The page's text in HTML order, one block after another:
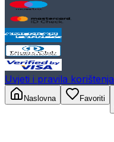
Uvjeti i pravila korištenja
Naslovna
Favoriti